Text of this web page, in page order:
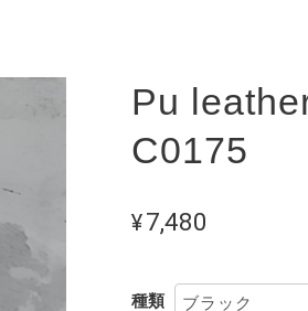
Pu
C0175
¥7,480
種類